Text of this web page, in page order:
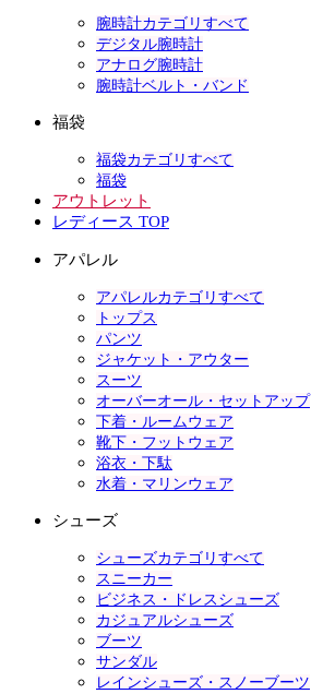
腕時計カテゴリすべて
デジタル腕時計
アナログ腕時計
腕時計ベルト・バンド
福袋
福袋カテゴリすべて
福袋
アウトレット
レディース TOP
アパレル
アパレルカテゴリすべて
トップス
パンツ
ジャケット・アウター
スーツ
オーバーオール・セットアップ
下着・ルームウェア
靴下・フットウェア
浴衣・下駄
水着・マリンウェア
シューズ
シューズカテゴリすべて
スニーカー
ビジネス・ドレスシューズ
カジュアルシューズ
ブーツ
サンダル
レインシューズ・スノーブーツ